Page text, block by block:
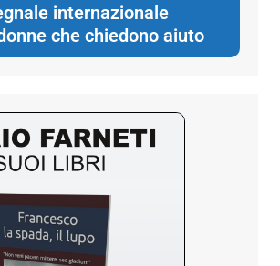
internazionale
che chiedono aiuto